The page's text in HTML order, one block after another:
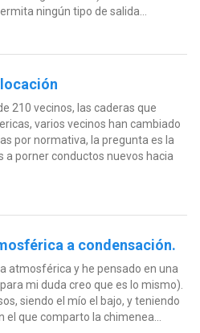
ningún tipo de salida...
210 vecinos, las caderas que
varios vecinos han cambiado
por normativa, la pregunta es la
a porner conductos nuevos hacia
a condensación.
atmosférica y he pensado en una
mi duda creo que es lo mismo).
siendo el mío el bajo, y teniendo
que comparto la chimenea...